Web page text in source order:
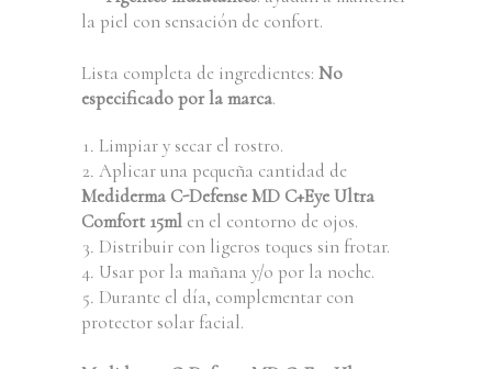
la piel con sensación de confort.
Lista completa de ingredientes: No
especificado por la marca.
Limpiar y secar el rostro.
Aplicar una pequeña cantidad de
Mediderma C-Defense MD C+Eye Ultra
Comfort 15ml en el contorno de ojos.
Distribuir con ligeros toques sin frotar.
Usar por la mañana y/o por la noche.
Durante el día, complementar con
protector solar facial.